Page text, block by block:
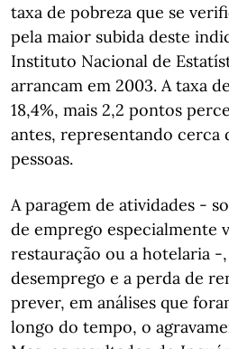
taxa de pobreza que se
pela maior subida deste
Instituto Nacional de
arrancam em 2003. A taxa
18,4%, mais 2,2 pontos
antes, representando cerca
pessoas.
A paragem de atividades -
de emprego especialmente
restauração ou a hotelaria -
desemprego e a perda de
prever, em análises que
longo do tempo, o